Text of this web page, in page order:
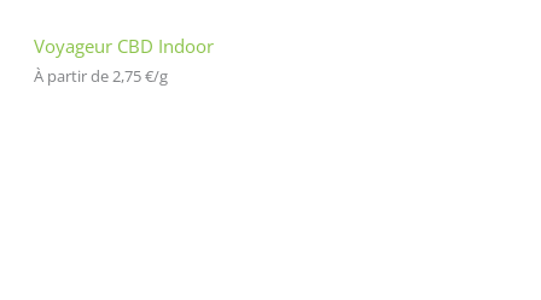
Voyageur CBD Indoor
À partir de 2,75€/g